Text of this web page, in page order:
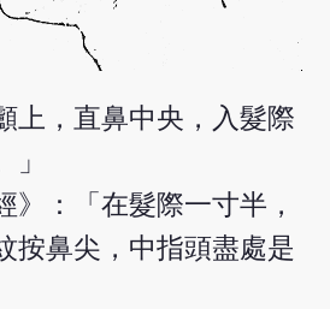
上，直鼻中央，入髮際
」
》：「在髮際一寸半，
按鼻尖，中指頭盡處是